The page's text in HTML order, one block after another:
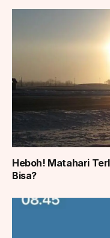
Heboh! Matahari
Bisa?